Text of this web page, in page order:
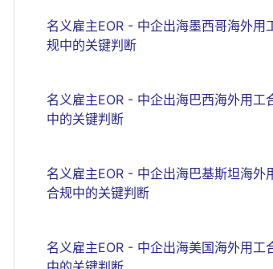
名义雇主EOR - 中企出海墨西哥海外用
规中的关键判断
名义雇主EOR - 中企出海巴西海外用工
中的关键判断
名义雇主EOR - 中企出海巴基斯坦海外
合规中的关键判断
名义雇主EOR - 中企出海美国海外用工